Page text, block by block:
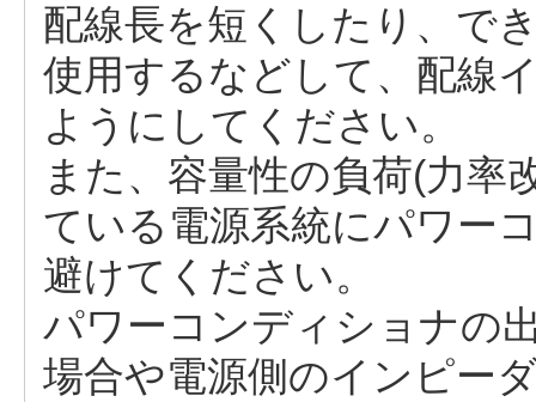
配線長を短くしたり、で
使用するなどして、配線
ようにしてください。
また、容量性の負荷(力率
ている電源系統にパワー
避けてください。
パワーコンディショナの
場合や電源側のインピー